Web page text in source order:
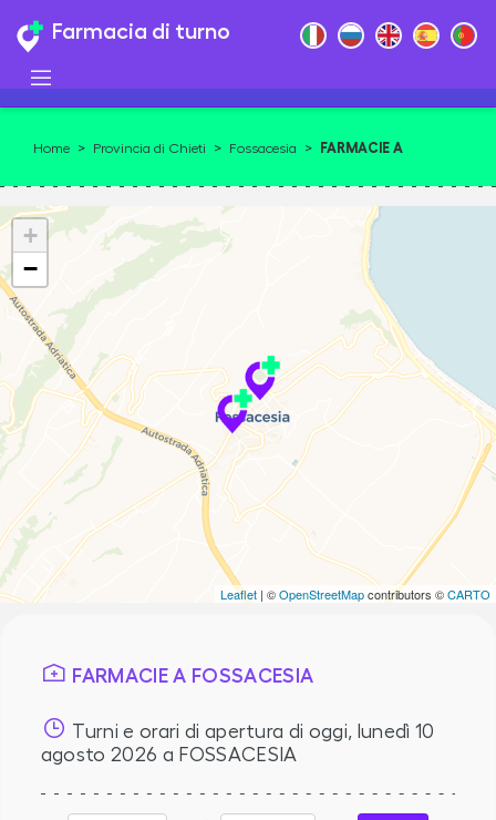
Farmacia di turno
Home > Provincia di Chieti > Fossacesia >
FARMACIE A
+
−
Leaflet | ©OpenStreetMapcontributors ©CARTO
FARMACIE A FOSSACESIA
Turni e orari di apertura di oggi, lunedì 10
agosto 2026 a FOSSACESIA